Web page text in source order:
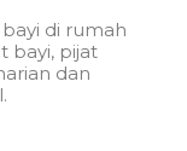
di rumah
bayi, pijat
dan